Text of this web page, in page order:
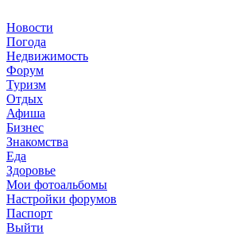
Новости
Погода
Недвижимость
Форум
Туризм
Отдых
Афиша
Бизнес
Знакомства
Еда
Здоровье
Мои фотоальбомы
Настройки форумов
Паспорт
Выйти